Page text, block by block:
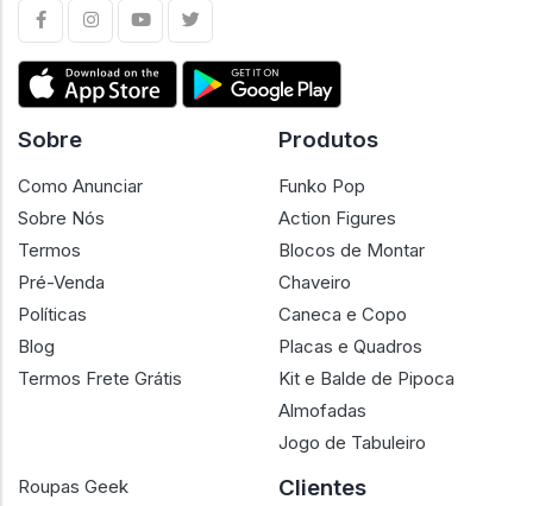
Sobre
Como Anunciar
Sobre Nós
Termos
Pré-Venda
Políticas
Blog
Termos Frete Grátis
Produtos
Funko Pop
Action Figures
Blocos de Montar
Chaveiro
Caneca e Copo
Placas e Quadros
Kit e Balde de Pipoca
Almofadas
Jogo de Tabuleiro
Roupas Geek
Clientes